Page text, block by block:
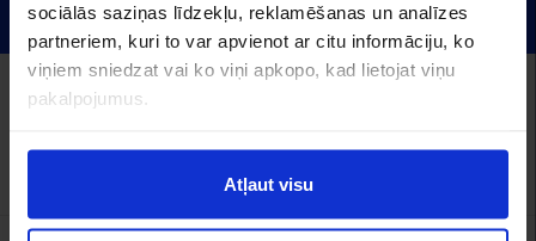
sociālās saziņas līdzekļu, reklamēšanas un analīzes
partneriem, kuri to var apvienot ar citu informāciju, ko
viņiem sniedzat vai ko viņi apkopo, kad lietojat viņu
pakalpojumus.
Atļaut visu
Alma Career Latvia:
CV.lv Recruitment.lv